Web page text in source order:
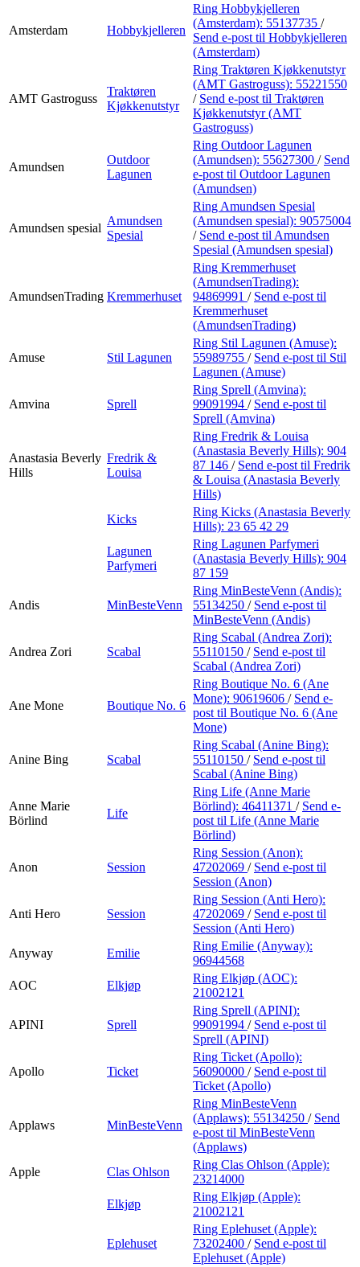
Amsterdam Hobbykjelleren
Ring Hobbykjelleren
(Amsterdam): 55137735 /
Send e-post til Hobbykjelleren
(Amsterdam)
AMT Gastroguss
Traktøren
Kjøkkenutstyr
Ring Traktøren Kjøkkenutstyr
(AMT Gastroguss): 55221550
/ Send e-post til Traktøren
Kjøkkenutstyr (AMT
Gastroguss)
Amundsen
Outdoor
Lagunen
Ring Outdoor Lagunen
(Amundsen): 55627300 / Send
e-post til Outdoor Lagunen
(Amundsen)
Amundsen spesial
Amundsen
Spesial
Ring Amundsen Spesial
(Amundsen spesial): 90575004
/ Send e-post til Amundsen
Spesial (Amundsen spesial)
AmundsenTrading Kremmerhuset
Ring Kremmerhuset
(AmundsenTrading):
94869991 / Send e-post til
Kremmerhuset
(AmundsenTrading)
Amuse Stil Lagunen
Ring Stil Lagunen (Amuse):
55989755 / Send e-post til Stil
Lagunen (Amuse)
Amvina Sprell
Ring Sprell (Amvina):
99091994 / Send e-post til
Sprell (Amvina)
Anastasia Beverly
Hills
Fredrik &
Louisa
Ring Fredrik & Louisa
(Anastasia Beverly Hills): 904
87 146 / Send e-post til Fredrik
& Louisa (Anastasia Beverly
Hills)
Kicks
Ring Kicks (Anastasia Beverly
Hills): 23 65 42 29
Lagunen
Parfymeri
Ring Lagunen Parfymeri
(Anastasia Beverly Hills): 904
87 159
Andis MinBesteVenn
Ring MinBesteVenn (Andis):
55134250 / Send e-post til
MinBesteVenn (Andis)
Andrea Zori Scabal
Ring Scabal (Andrea Zori):
55110150 / Send e-post til
Scabal (Andrea Zori)
Ane Mone Boutique No. 6
Ring Boutique No. 6 (Ane
Mone): 90619606 / Send e-
post til Boutique No. 6 (Ane
Mone)
Anine Bing Scabal
Ring Scabal (Anine Bing):
55110150 / Send e-post til
Scabal (Anine Bing)
Anne Marie
Börlind
Life
Ring Life (Anne Marie
Börlind): 46411371 / Send e-
post til Life (Anne Marie
Börlind)
Anon Session
Ring Session (Anon):
47202069 / Send e-post til
Session (Anon)
Anti Hero Session
Ring Session (Anti Hero):
47202069 / Send e-post til
Session (Anti Hero)
Anyway
Emilie
Ring Emilie (Anyway):
96944568
AOC
Elkjøp
Ring Elkjøp (AOC):
21002121
APINI Sprell
Ring Sprell (APINI):
99091994 / Send e-post til
Sprell (APINI)
Apollo Ticket
Ring Ticket (Apollo):
56090000 / Send e-post til
Ticket (Apollo)
Applaws MinBesteVenn
Ring MinBesteVenn
(Applaws): 55134250 / Send
e-post til MinBesteVenn
(Applaws)
Apple
Clas Ohlson
Ring Clas Ohlson (Apple):
23214000
Elkjøp
Ring Elkjøp (Apple):
21002121
Eplehuset
Ring Eplehuset (Apple):
73202400 / Send e-post til
Eplehuset (Apple)